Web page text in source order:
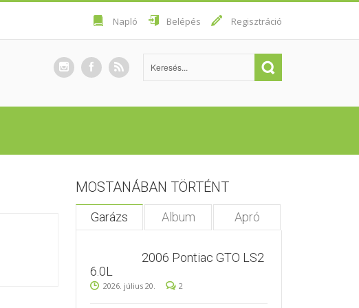
Napló Belépés Regisztráció
MOSTANÁBAN TÖRTÉNT
Garázs Album Apró
2006 Pontiac GTO LS2
6.0L
2026. július 20. 2